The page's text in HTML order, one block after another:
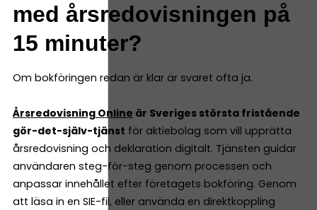
med årsredovisningen på
15 minuter?
Om bokföringen redan är klar är svaret ofta ja.
Årsredovisning Online är Sveriges största fristående
gör-det-själv-tjänst för aktiebolag som vill upprätta
årsredovisning och deklaration digitalt. Tjänsten guidar
användaren steg-för-steg genom processen och
anpassar innehållet efter företagets bokföring. Genom
att läsa in en SIE-fil, eller använda en direktkoppling